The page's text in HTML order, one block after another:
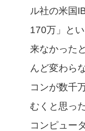
ル社の米国
170万」と
来なかった
んど変わら
コンが数千
むくと思っ
コンピュー